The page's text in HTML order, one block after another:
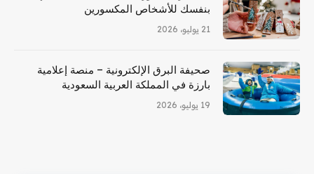
بنفسك للأشخاص المكسورين
21 يوليو، 2026
صحيفة البرق الإلكترونية – منصة إعلامية
بارزة في المملكة العربية السعودية
19 يوليو، 2026